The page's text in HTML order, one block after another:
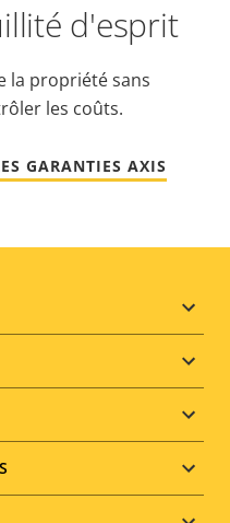
d'esprit
la propriété sans
les coûts.
GARANTIES AXIS